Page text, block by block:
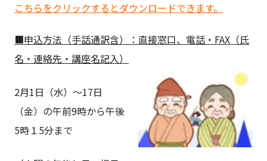
こちらをクリックするとダウンロードできます。
■申込方法 （手話通訳含） ：直接窓口、 電話・ FAX （氏
名・連絡先・講座名記入）
2月1日 （水）～17日
（金）の午前9時から午後
5時１5分まで